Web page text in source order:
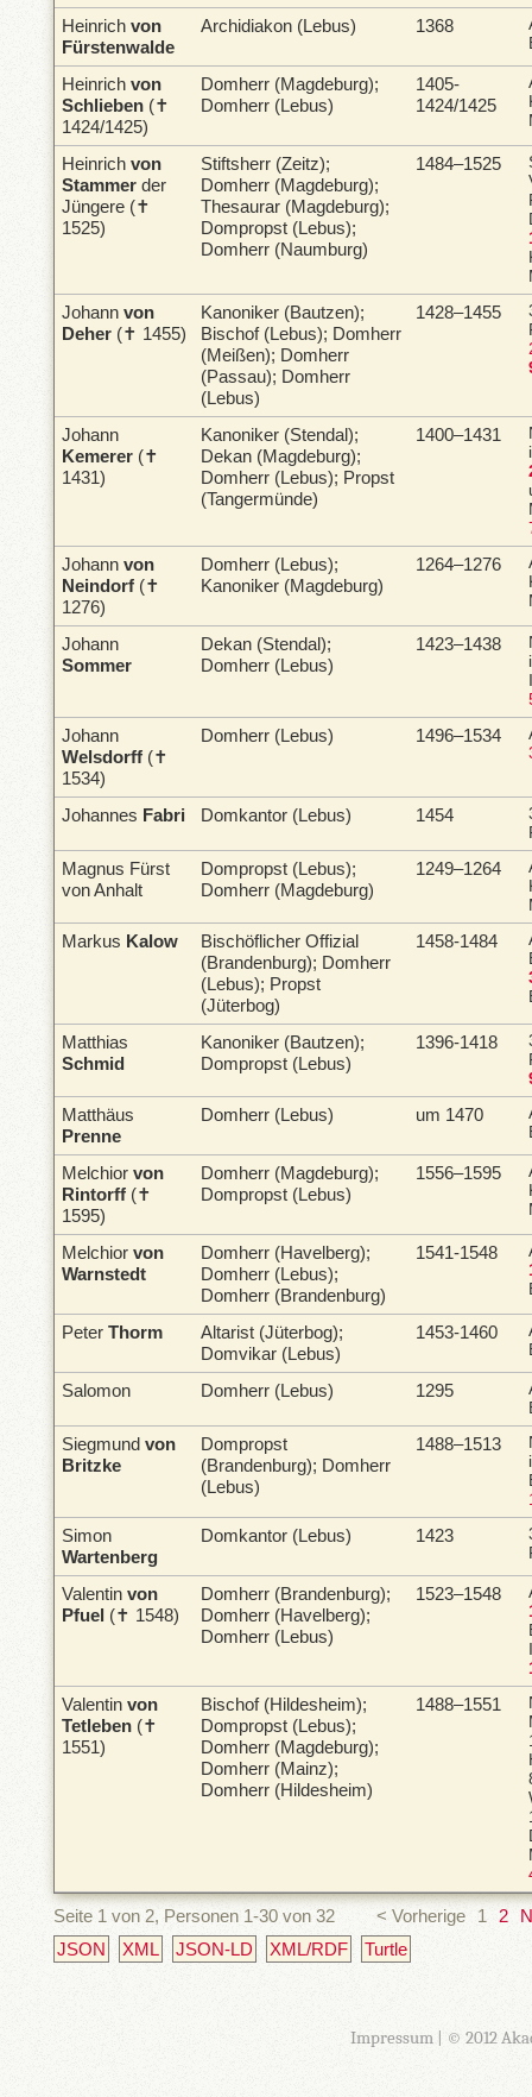
Heinrich von
Fürstenwalde
Archidiakon (Lebus) 1368
Heinrich von
Schlieben (✝
1424/1425)
Domherr (Magdeburg);
Domherr (Lebus)
1405-
1424/1425
Heinrich von
Stammer der
Jüngere (✝
1525)
Stiftsherr (Zeitz);
Domherr (Magdeburg);
Thesaurar (Magdeburg);
Dompropst (Lebus);
Domherr (Naumburg)
1484–1525
Johann von
Deher (✝ 1455)
Kanoniker (Bautzen);
Bischof (Lebus); Domherr
(Meißen); Domherr
(Passau); Domherr
(Lebus)
1428–1455
Johann
Kemerer (✝
1431)
Kanoniker (Stendal);
Dekan (Magdeburg);
Domherr (Lebus); Propst
(Tangermünde)
1400–1431
Johann von
Neindorf (✝
1276)
Domherr (Lebus);
Kanoniker (Magdeburg)
1264–1276
Johann
Sommer
Dekan (Stendal);
Domherr (Lebus)
1423–1438
Johann
Welsdorff (✝
1534)
Domherr (Lebus) 1496–1534
Johannes Fabri Domkantor (Lebus) 1454
Magnus Fürst
von Anhalt
Dompropst (Lebus);
Domherr (Magdeburg)
1249–1264
Markus Kalow
Bischöflicher Offizial
(Brandenburg); Domherr
(Lebus); Propst
(Jüterbog)
1458-1484
Matthias
Schmid
Kanoniker (Bautzen);
Dompropst (Lebus)
1396-1418
Matthäus
Prenne
Domherr (Lebus) um 1470
Melchior von
Rintorff (✝
1595)
Domherr (Magdeburg);
Dompropst (Lebus)
1556–1595
Melchior von
Warnstedt
Domherr (Havelberg);
Domherr (Lebus);
Domherr (Brandenburg)
1541-1548
Peter Thorm
Altarist (Jüterbog);
Domvikar (Lebus)
1453-1460
Salomon Domherr (Lebus) 1295
Siegmund von
Britzke
Dompropst
(Brandenburg); Domherr
(Lebus)
1488–1513
Simon
Wartenberg
Domkantor (Lebus) 1423
Valentin von
Pfuel (✝ 1548)
Domherr (Brandenburg);
Domherr (Havelberg);
Domherr (Lebus)
1523–1548
Valentin von
Tetleben (✝
1551)
Bischof (Hildesheim);
Dompropst (Lebus);
Domherr (Magdeburg);
Domherr (Mainz);
Domherr (Hildesheim)
1488–1551
Seite 1 von 2, Personen 1-30 von 32 < Vorherige 1 2
JSON
XML JSON-LD XML/RDF Turtle
Impressum| © 2012